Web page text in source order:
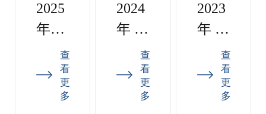
2025
年
KBK
产品
粉体
查
看
更
多
2024
年 荣
获神
钢压
缩机
查
看
更
多
2023
年 向
湖南
微针
医疗
查
看
更
多